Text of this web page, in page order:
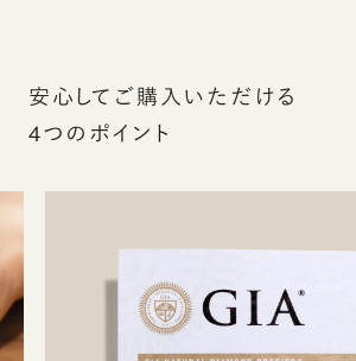
安心してご購入いただける
4つのポイント